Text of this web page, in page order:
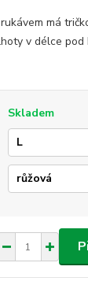
má
v délce
Skladem